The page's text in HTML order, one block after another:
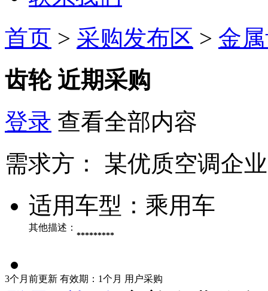
首页 > 采购发布区 > 金
齿轮 近期采购
登录 查看全部内容
需求方：
某优质空调企业
适用车型： 乘用车
其他描述：
*********
3个月前更新 有效期：1个月 用户采购